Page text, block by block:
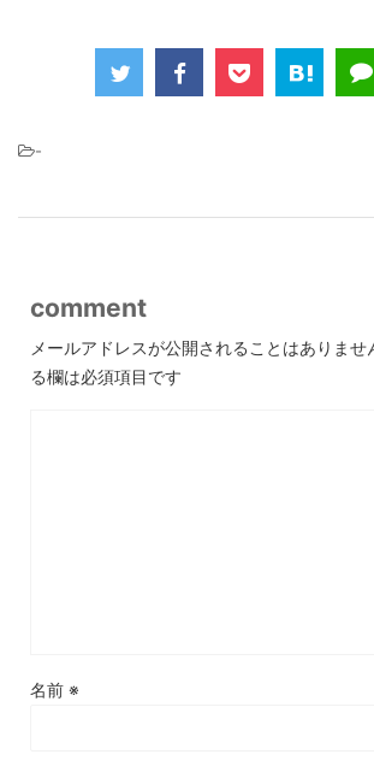
-
comment
メールアドレスが公開されることはありませ
る欄は必須項目です
名前 ※